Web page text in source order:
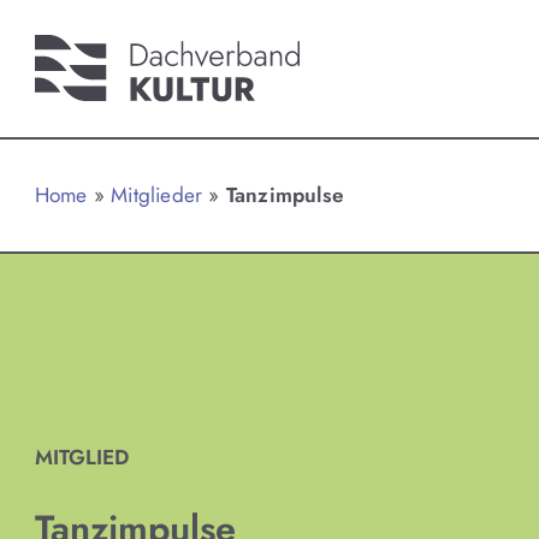
Home »Mitglieder » Tanzimpulse
MITGLIED